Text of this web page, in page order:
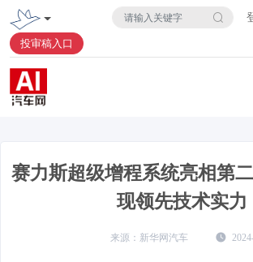
投审稿入口
赛力斯超级增程系统亮相第
现领先技术实力
新华网汽车